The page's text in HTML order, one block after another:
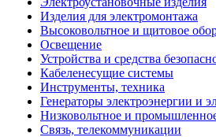
Изделия для электромонтажа
Высоковольтное и щитовое
Освещение
Устройства и средства
Кабеленесущие системы
Инструменты, техника
Генераторы электроэнергии и
Низковольтное и
Связь, телекоммуникации